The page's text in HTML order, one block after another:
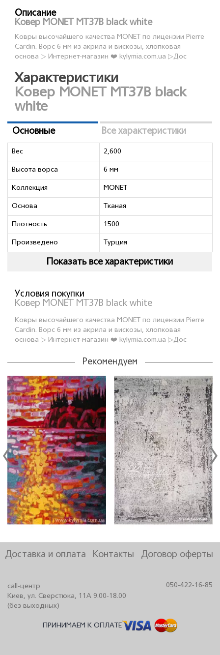
Описание
Ковер MONET MT37B black white
Ковры высочайшего качества MONET по лицензии Pierre
Cardin. Ворс 6 мм из акрила и вискозы, хлопковая
основа ▷ Интернет-магазин ❤️ kylymia.com.ua ▷Дос
Характеристики
Ковер MONET MT37B black
white
Основные Все характеристики
Вес 2,600
Высота ворса 6 мм
Коллекция MONET
Основа Тканая
Плотность 1500
Произведено Турция
Показать все характеристики
Условия покупки
Ковер MONET MT37B black white
Ковры высочайшего качества MONET по лицензии Pierre
Cardin. Ворс 6 мм из акрила и вискозы, хлопковая
основа ▷ Интернет-магазин ❤️ kylymia.com.ua ▷Дос
Рекомендуем
call-центр
Киев, ул. Сверстюка, 11А 9.00-18.00
(без выходных)
050-422-16-85
Доставка и оплата Контакты Договор оферты
ПРИНИМАЕМ К ОПЛАТЕ